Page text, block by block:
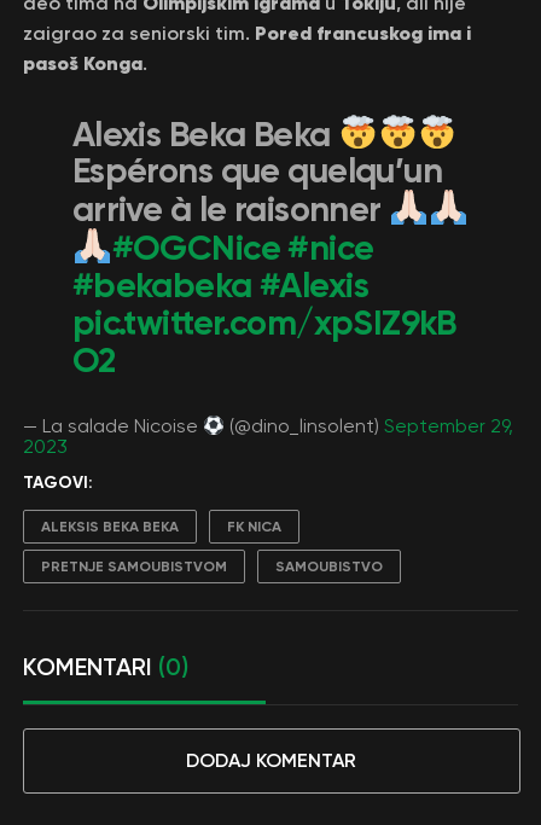
zaigrao za seniorski tim. Pored francuskog ima i
pasoš Konga.
Alexis Beka Beka
Espérons que quelqu’un
arrive à le raisonner
#OGCNice#nice
#bekabeka #Alexis
pic.twitter.com/xpSIZ9kB
O2
— La salade Nicoise (@dino_linsolent) September 29,
2023
TAGOVI:
ALEKSIS BEKA BEKA FK NICA
PRETNJE SAMOUBISTVOM SAMOUBISTVO
KOMENTARI (0)
DODAJ KOMENTAR